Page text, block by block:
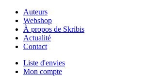
Auteurs
Webshop
À propos de Skribis
Actualité
Contact
Liste d'envies
Mon compte